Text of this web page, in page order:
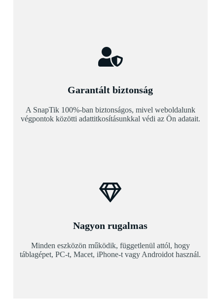
Garantált biztonság
A SnapTik 100%-ban biztonságos, mivel weboldalunk
végpontok közötti adattitkosításunkkal védi az Ön adatait.
Nagyon rugalmas
Minden eszközön működik, függetlenül attól, hogy
táblagépet, PC-t, Macet, iPhone-t vagy Androidot használ.